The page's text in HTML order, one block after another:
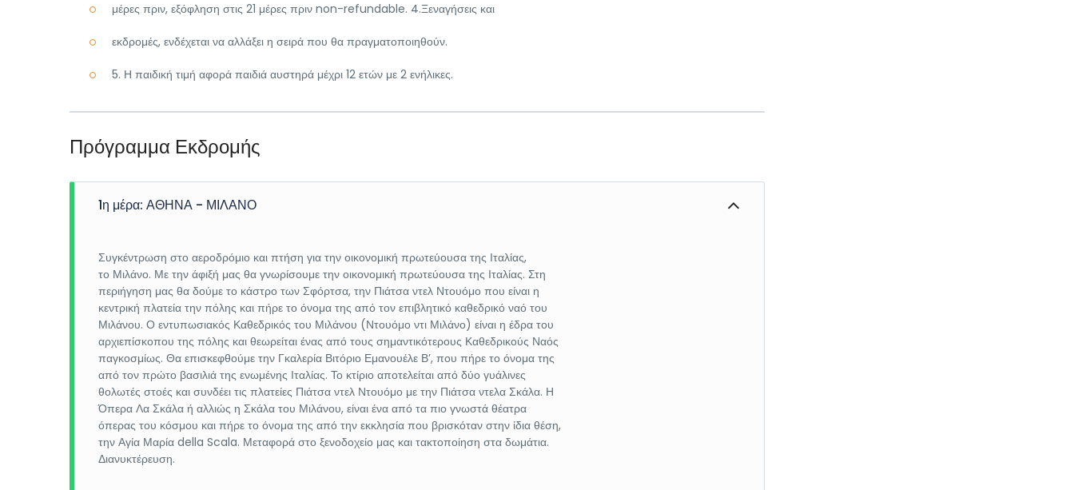
μέρες πριν, εξόφληση στις 21 μέρες πριν non-refundable. 4.Ξεναγήσεις και
εκδρομές, ενδέχεται να αλλάξει η σειρά που θα πραγματοποιηθούν.
5. Η παιδική τιμή αφορά παιδιά αυστηρά μέχρι 12 ετών με 2 ενήλικες.
Πρόγραμμα Εκδρομής
1η μέρα: ΑΘΗΝΑ - ΜΙΛΑΝΟ
Συγκέντρωση στο αεροδρόμιο και πτήση για την οικονομική πρωτεύουσα της Ιταλίας,
το Μιλάνο. Με την άφιξή μας θα γνωρίσουμε την οικονομική πρωτεύουσα της Ιταλίας. Στη
περιήγηση μας θα δούμε το κάστρο των Σφόρτσα, την Πιάτσα ντελ Ντουόμο που είναι η
κεντρική πλατεία την πόλης και πήρε το όνομα της από τον επιβλητικό καθεδρικό ναό του
Μιλάνου. Ο εντυπωσιακός Καθεδρικός του Μιλάνου (Ντουόμο ντι Μιλάνο) είναι η έδρα του
αρχιεπίσκοπου της πόλης και θεωρείται ένας από τους σημαντικότερους Καθεδρικούς Ναός
παγκοσμίως. Θα επισκεφθούμε την Γκαλερία Βιτόριο Εμανουέλε Β’, που πήρε το όνομα της
από τον πρώτο βασιλιά της ενωμένης Ιταλίας. Το κτίριο αποτελείται από δύο γυάλινες
θολωτές στοές και συνδέει τις πλατείες Πιάτσα ντελ Ντουόμο με την Πιάτσα ντελα Σκάλα. Η
Όπερα Λα Σκάλα ή αλλιώς η Σκάλα του Μιλάνου, είναι ένα από τα πιο γνωστά θέατρα
όπερας του κόσμου και πήρε το όνομα της από την εκκλησία που βρισκόταν στην ίδια θέση,
την Αγία Μαρία della Scala. Μεταφορά στο ξενοδοχείο μας και τακτοποίηση στα δωμάτια.
Διανυκτέρευση.